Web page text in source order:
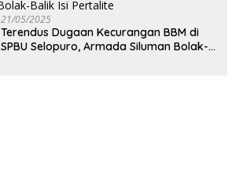
21/05/2025
Terendus Dugaan Kecurangan BBM di
SPBU Selopuro, Armada Siluman Bolak-